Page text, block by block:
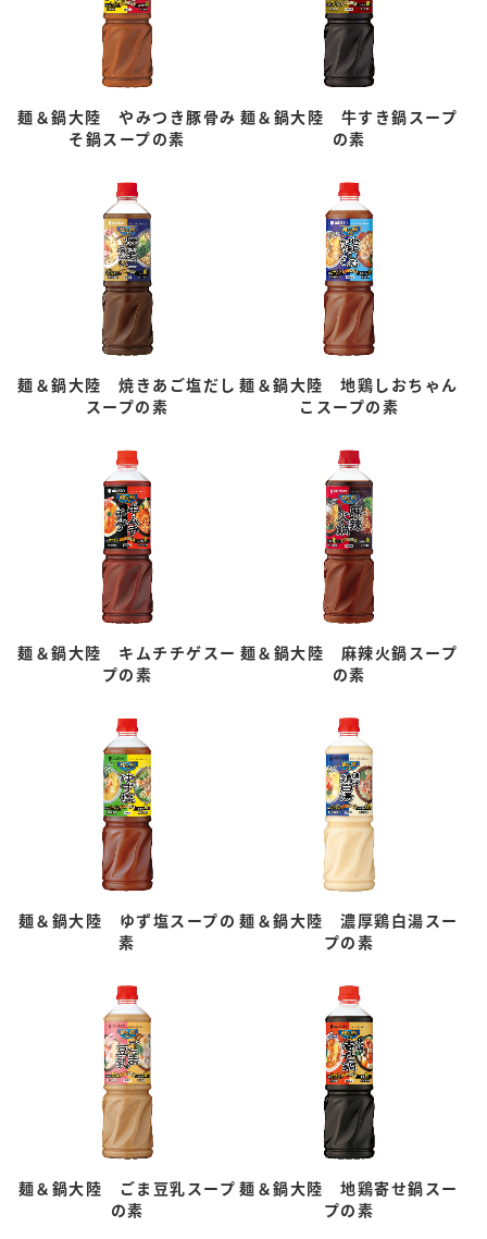
麺＆鍋大陸 やみつき豚骨み
そ鍋スープの素
麺＆鍋大陸 牛すき鍋スープ
の素
麺＆鍋大陸 焼きあご塩だし
スープの素
麺＆鍋大陸 地鶏しおちゃん
こスープの素
麺＆鍋大陸 キムチチゲスー
プの素
麺＆鍋大陸 麻辣火鍋スープ
の素
麺＆鍋大陸 ゆず塩スープの
素
麺＆鍋大陸 濃厚鶏白湯スー
プの素
麺＆鍋大陸 ごま豆乳スープ
の素
麺＆鍋大陸 地鶏寄せ鍋スー
プの素